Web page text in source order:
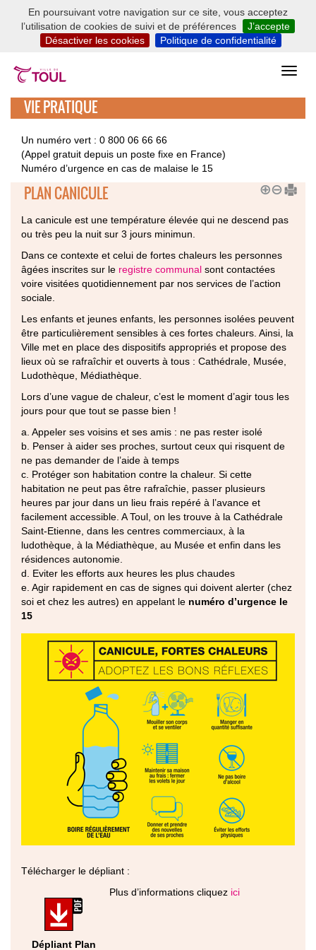
En poursuivant votre navigation sur ce site, vous acceptez
l’utilisation de cookies de suivi et de préférences
J’accepte
Désactiver les cookies
Politique de confidentialité
VIE PRATIQUE
Un numéro vert : 0 800 06 66 66
(Appel gratuit depuis un poste fixe en France)
Numéro d’urgence en cas de malaise le 15
PLAN CANICULE
La canicule est une température élevée qui ne descend pas
ou très peu la nuit sur 3 jours minimun.
Dans ce contexte et celui de fortes chaleurs les personnes
âgées inscrites sur le registre communal sont contactées
voire visitées quotidiennement par nos services de l’action
sociale.
Les enfants et jeunes enfants, les personnes isolées peuvent
être particulièrement sensibles à ces fortes chaleurs. Ainsi, la
Ville met en place des dispositifs appropriés et propose des
lieux où se rafraîchir et ouverts à tous : Cathédrale, Musée,
Ludothèque, Médiathèque.
Lors d’une vague de chaleur, c’est le moment d’agir tous les
jours pour que tout se passe bien !
a. Appeler ses voisins et ses amis : ne pas rester isolé
b. Penser à aider ses proches, surtout ceux qui risquent de
ne pas demander de l’aide à temps
c. Protéger son habitation contre la chaleur. Si cette
habitation ne peut pas être rafraîchie, passer plusieurs
heures par jour dans un lieu frais repéré à l’avance et
facilement accessible. A Toul, on les trouve à la Cathédrale
Saint-Etienne, dans les centres commerciaux, à la
ludothèque, à la Médiathèque, au Musée et enfin dans les
résidences autonomie.
d. Eviter les efforts aux heures les plus chaudes
e. Agir rapidement en cas de signes qui doivent alerter (chez
soi et chez les autres) en appelant le numéro d’urgence le
15
Télécharger le dépliant :
Dépliant Plan
Plus d’informations cliquez ici